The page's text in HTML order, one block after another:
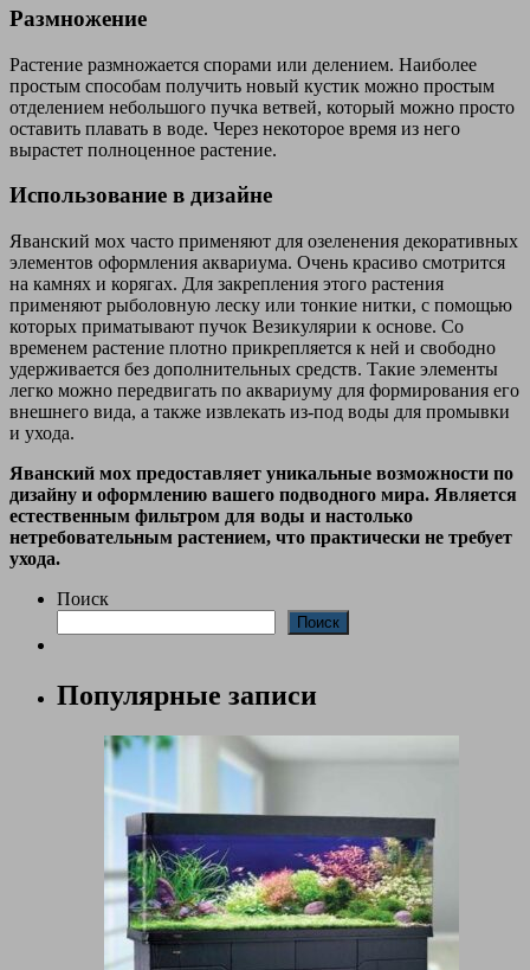
Размножение
Растение размножается спорами или делением. Наиболее
простым способам получить новый кустик можно простым
отделением небольшого пучка ветвей, который можно просто
оставить плавать в воде. Через некоторое время из него
вырастет полноценное растение.
Использование в дизайне
Яванский мох часто применяют для озеленения декоративных
элементов оформления аквариума. Очень красиво смотрится
на камнях и корягах. Для закрепления этого растения
применяют рыболовную леску или тонкие нитки, с помощью
которых приматывают пучок Везикулярии к основе. Со
временем растение плотно прикрепляется к ней и свободно
удерживается без дополнительных средств. Такие элементы
легко можно передвигать по аквариуму для формирования его
внешнего вида, а также извлекать из-под воды для промывки
и ухода.
Яванский мох предоставляет уникальные возможности по
дизайну и оформлению вашего подводного мира. Является
естественным фильтром для воды и настолько
нетребовательным растением, что практически не требует
ухода.
Поиск
Поиск
Популярные записи